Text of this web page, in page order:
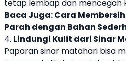
tetap lembap dan mencegah
Baca Juga:Cara
Parah dengan Bahan
4. Lindungi Kulit dari Sinar
Paparan sinar matahari bisa